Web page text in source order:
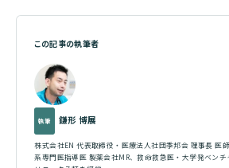
この記事の執筆者
執筆 鎌形 博展
株式会社EN 代表取締役・医療法人社団季邦会 理事長 医
系専門医指導医 製薬会社MR、救命救急医・大学発ベン